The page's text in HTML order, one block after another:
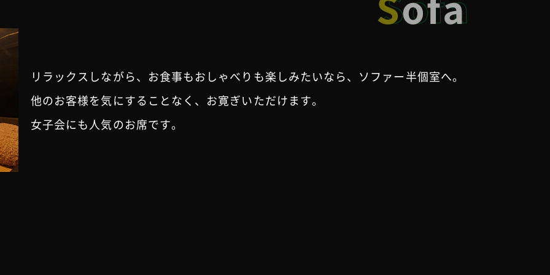
リラックスしながら、お食事もおしゃべりも楽しみたいなら、ソファー半個室へ。
他のお客様を気にすることなく、お寛ぎいただけます。
女子会にも人気のお席です。